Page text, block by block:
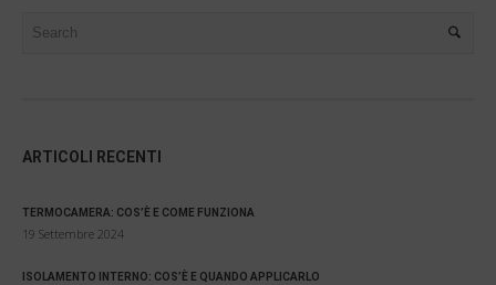
ARTICOLI RECENTI
TERMOCAMERA: COS’È E COME FUNZIONA
19 Settembre 2024
ISOLAMENTO INTERNO: COS’È E QUANDO APPLICARLO